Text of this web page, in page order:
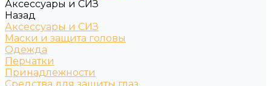
Аксессуары и СИЗ
Назад
Аксессуары и СИЗ
Маски и защита головы
Одежда
Перчатки
Принадлежности